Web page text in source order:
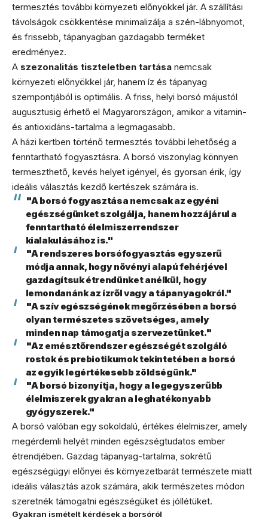
termesztés további környezeti előnyökkel jár. A szállítási
távolságok csökkentése minimalizálja a szén-lábnyomot,
és frissebb, tápanyagban gazdagabb terméket
eredményez.
A szezonalitás tiszteletben tartása nemcsak
környezeti előnyökkel jár, hanem íz és tápanyag
szempontjából is optimális. A friss, helyi borsó májustól
augusztusig érhető el Magyarországon, amikor a vitamin-
és antioxidáns-tartalma a legmagasabb.
A házi kertben történő termesztés további lehetőség a
fenntartható fogyasztásra. A borsó viszonylag könnyen
termeszthető, kevés helyet igényel, és gyorsan érik, így
ideális választás kezdő kertészek számára is.
"A borsó fogyasztása nemcsak az egyéni
egészségünket szolgálja, hanem hozzájárul a
fenntartható élelmiszerrendszer
kialakulásához is."
"A rendszeres borsófogyasztás egyszerű
módja annak, hogy növényi alapú fehérjével
gazdagítsuk étrendünket anélkül, hogy
lemondanánk az ízről vagy a tápanyagokról."
"A szív egészségének megőrzésében a borsó
olyan természetes szövetséges, amely
minden nap támogatja szervezetünket."
"Az emésztőrendszer egészségét szolgáló
rostok és prebiotikumok tekintetében a borsó
az egyik legértékesebb zöldségünk."
"A borsó bizonyítja, hogy a legegyszerűbb
élelmiszerek gyakran a leghatékonyabb
gyógyszerek."
A borsó valóban egy sokoldalú, értékes élelmiszer, amely
megérdemli helyét minden egészségtudatos ember
étrendjében. Gazdag tápanyag-tartalma, sokrétű
egészségügyi előnyei és környezetbarát természete miatt
ideális választás azok számára, akik természetes módon
szeretnék támogatni egészségüket és jóllétüket.
Gyakran ismételt kérdések a borsóról